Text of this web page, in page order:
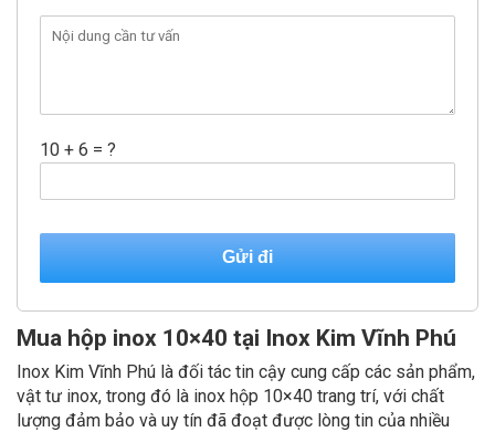
10 + 6 = ?
Mua hộp inox 10×40 tại Inox Kim Vĩnh Phú
Inox Kim Vĩnh Phú là đối tác tin cậy cung cấp các sản phẩm,
vật tư inox, trong đó là inox hộp 10×40 trang trí, với chất
lượng đảm bảo và uy tín đã đoạt được lòng tin của nhiều